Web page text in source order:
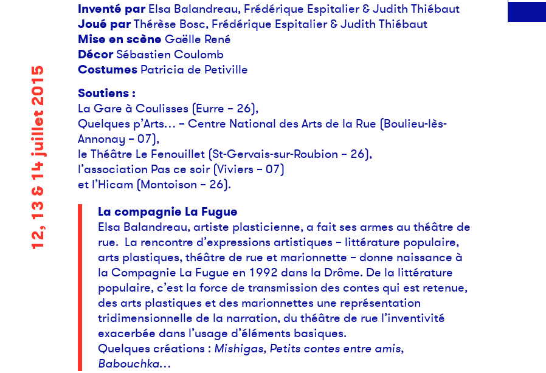
12, 13 & 14 juillet 2015
Inventé parElsa Balandreau, Frédérique Espitalier & Judith Thiébaut
Joué parThérèse Bosc, Frédérique Espitalier & Judith Thiébaut
Mise en scène Gaëlle René
DécorSébastien Coulomb
CostumesPatricia de Petiville
Soutiens :
La Gare à Coulisses (Eurre – 26),
Quelques p’Arts… – Centre National des Arts de la Rue (Boulieu-lès-
Annonay – 07),
le Théâtre Le Fenouillet (St-Gervais-sur-Roubion – 26),
l’association Pas ce soir (Viviers – 07)
et l’Hicam (Montoison – 26).
La compagnie La Fugue
Elsa Balandreau, artiste plasticienne, a fait ses armes au théâtre de
rue. La rencontre d’expressions artistiques – littérature populaire,
arts plastiques, théâtre de rue et marionnette – donne naissance à
la Compagnie La Fugue en 1992 dans la Drôme. De la littérature
populaire, c’est la force de transmission des contes qui est retenue,
des arts plastiques et des marionnettes une représentation
tridimensionnelle de la narration, du théâtre de rue l’inventivité
exacerbée dans l’usage d’éléments basiques.
Quelques créations : Mishigas, Petits contes entre amis,
Babouchka…